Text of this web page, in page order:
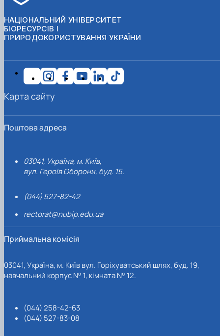
НАЦІОНАЛЬНИЙ УНІВЕРСИТЕТ
БІОРЕСУРСІВ І
ПРИРОДОКОРИСТУВАННЯ УКРАЇНИ
Поштова адреса
03041, Україна, м. Київ,
вул. Героїв Оборони, буд. 15.
(044) 527-82-42
rectorat@nubip.edu.ua
Приймальна комісія
03041, Україна, м. Київ вул. Горіхуватський шлях, буд. 19,
навчальний корпус № 1, кімната № 12.
(044) 258-42-63
(044) 527-83-08
Карта сайту